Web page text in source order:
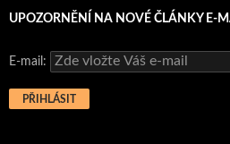
UPOZORNĚNÍ NA NOVÉ ČLÁNKY E-
E-mail: